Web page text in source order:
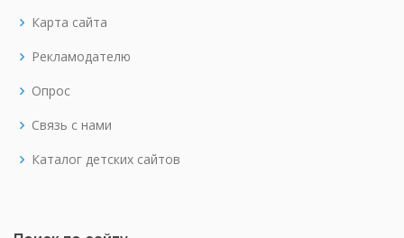
Карта сайта
Рекламодателю
Опрос
Связь с нами
Каталог детских сайтов